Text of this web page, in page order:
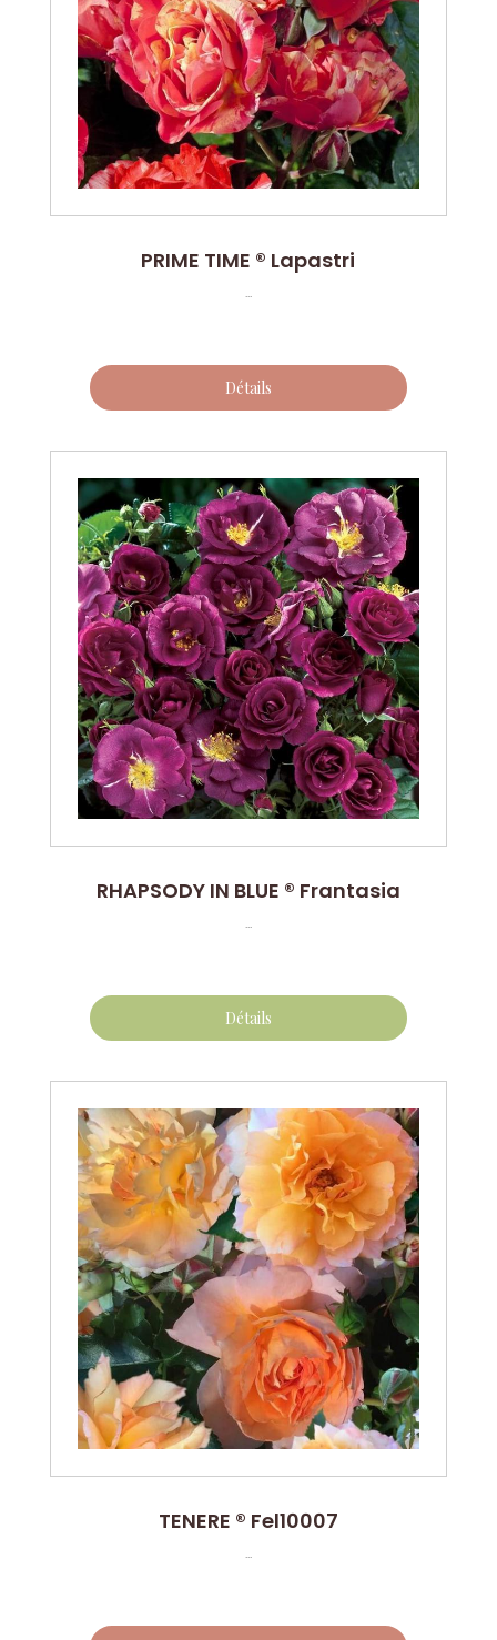
PRIME TIME ® Lapastri
...
Détails
RHAPSODY IN BLUE ® Frantasia
...
Détails
TENERE ® Fel10007
...